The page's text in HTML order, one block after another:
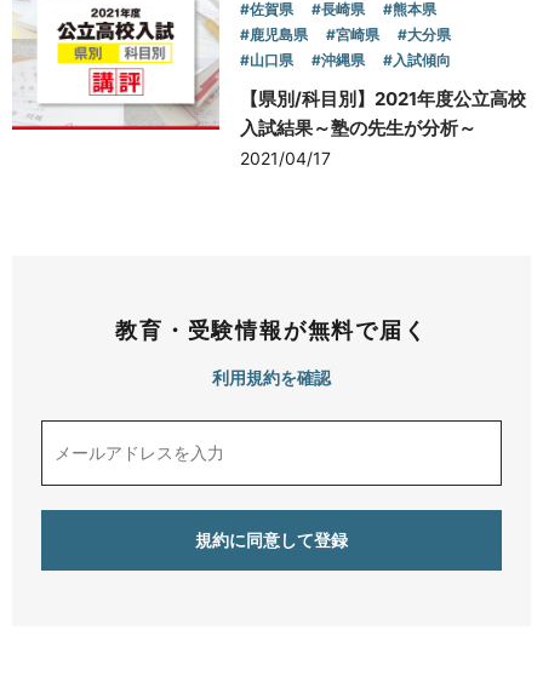
#佐賀県
#長崎県
#熊本県
#鹿児島県
#宮崎県
#大分県
#山口県
#沖縄県 #入試傾向
【県別/科目別】2021年度公立高校
入試結果～塾の先生が分析～
2021/04/17
教育・受験情報が無料で届く
利用規約を確認